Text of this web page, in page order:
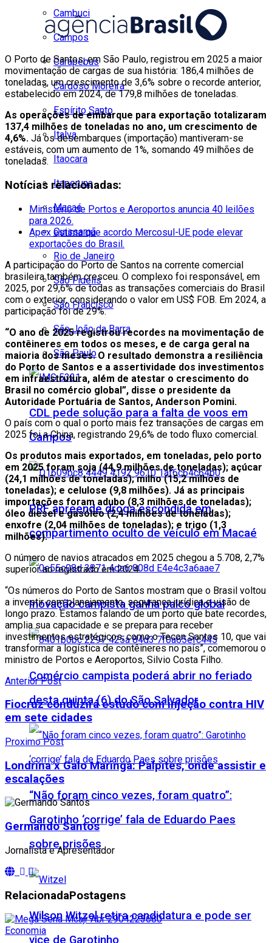
Cambuci
Campos
Carapebus
Cardoso Moreira
Espírito Santo
Italva
Itaocara
Itaperuna
Macaé
Quissamã
Rio de Janeiro
São Fidélis
São Francisco
São João da Barra
São Paulo
CDL pede solução para a falta de voos em
Campos
PRF apreende droga escondida em
compartimento oculto de veículo em Macaé
Inovação campista ganha palco global
Comércio campista poderá abrir no feriado
desta quinta (6) do São Salvador
“Não foram cinco vezes, foram quatro”:
Garotinho ‘corrige’ fala de Eduardo Paes
sobre prisões
Wilson Witzel retira candidatura e pode ser
vice de Garotinho
O Porto de Santos, em São Paulo, registrou em 2025 a maior
movimentação de cargas de sua história: 186,4 milhões de
toneladas, um crescimento de 3,6% sobre o recorde anterior,
estabelecido em 2024, de 179,8 milhões de toneladas.
As operações de embarque para exportação totalizaram
137,4 milhões de toneladas no ano, um crescimento de
4,6%. Já os desembarques (importação) mantiveram-se
estáveis, com um aumento de 1%, somando 49 milhões de
toneladas.
Notícias relacionadas:
Ministério de Portos e Aeroportos anuncia 40 leilões
para 2026.
Apex estima que acordo Mercosul-UE pode elevar
exportações do Brasil.
A participação do Porto de Santos na corrente comercial
brasileira também cresceu. O complexo foi responsável, em
2025, por 29,6% de todas as transações comerciais do Brasil
com o exterior, considerando o valor em US$ FOB. Em 2024, a
participação foi de 29%.
“O ano de 2025 registrou recordes na movimentação de
contêineres em todos os meses, e de carga geral na
maioria dos meses. O resultado demonstra a resiliência
do Porto de Santos e a assertividade dos investimentos
em infraestrutura, além de atestar o crescimento do
Brasil no comércio global”, disse o presidente da
Autoridade Portuária de Santos, Anderson Pomini.
O país com o qual o porto mais fez transações de cargas em
2025 foi a China, registrando 29,6% de todo fluxo comercial.
Os produtos mais exportados, em toneladas, pelo porto
em 2025 foram soja (44,9 milhões de toneladas); açúcar
(24,1 milhões de toneladas); milho (15,2 milhões de
toneladas); e celulose (9,8 milhões). Já as principais
importações foram adubo (8,3 milhões de toneladas);
óleo diesel e gasóleo (2,4 milhões de toneladas);
enxofre (2,04 milhões de toneladas); e trigo (1,3
milhões).
O número de navios atracados em 2025 chegou a 5.708, 2,7%
superior ao registrado em 2024.
“Os números do Porto de Santos mostram que o Brasil voltou
a investir com planejamento, segurança jurídica e visão de
longo prazo. Estamos falando de um porto que bate recordes,
amplia sua capacidade e se prepara para receber
investimentos estratégicos, como o Tecon Santos 10, que vai
transformar a logística de contêineres no país”, comemorou o
ministro de Portos e Aeroportos, Silvio Costa Filho.
Anterior Post
Fiocruz conduzirá estudo com injeção contra HIV
em sete cidades
Proximo Post
Londrina x Galo Maringá: Palpites, onde assistir e
escalações
Germando Santos
Jornalista e Apresentador
RelacionadaPostagens
Economia